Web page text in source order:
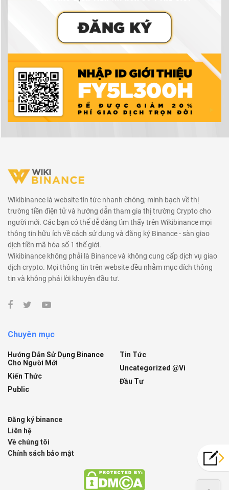
Wikibinance là website tin tức nhanh chóng, minh bạch về thị
trường tiền điện tử và hướng dẫn tham gia thị trường Crypto cho
người mới. Các bạn có thể dễ dàng tìm thấy trên Wikibinance mọi
thông tin hữu ích về cách sử dụng và đăng ký Binance - sàn giao
dịch tiền mã hóa số 1 thế giới.
Wikibinance không phải là Binance và không cung cấp dịch vụ giao
dịch crypto. Mọi thông tin trên website đều nhằm mục đích thông
tin và không phải lời khuyên đầu tư.
Chuyên mục
Hướng Dẫn Sử Dụng Binance
Cho Người Mới
Kiến Thức
Public
Tin Tức
Uncategorized @vi
Đầu Tư
Đăng ký binance
Liên hệ
Về chúng tôi
Chính sách bảo mật